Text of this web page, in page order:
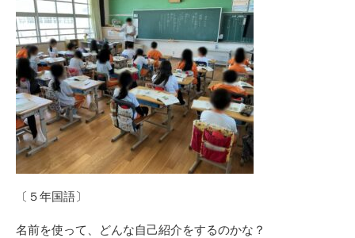
〔５年国語〕
名前を使って、どんな自己紹介をするのかな？